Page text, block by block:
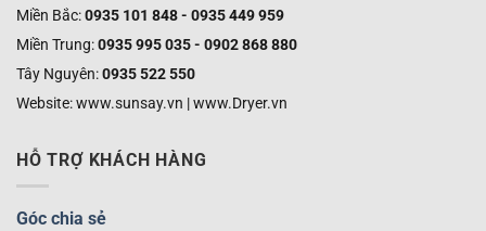
Miền Bắc:0935 101 848 - 0935 449 959
Miền Trung:0935 995 035 - 0902 868 880
Tây Nguyên:0935 522 550
Website: www.sunsay.vn | www.Dryer.vn
HỖ TRỢ KHÁCH HÀNG
Góc chia sẻ